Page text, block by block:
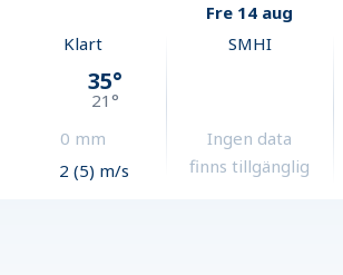
Fre 14 aug
Klart
35°
21°
0 mm
2 (5) m/s
SMHI
Ingen data
finns tillgänglig